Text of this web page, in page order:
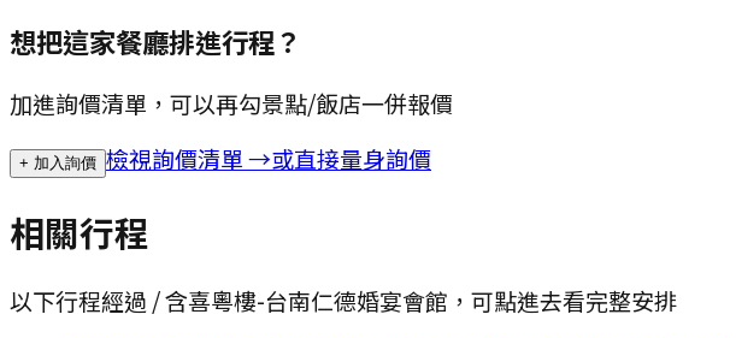
想把這家餐廳排進行程？
加進詢價清單，可以再勾景點/飯店一併報價
+ 加入詢價 檢視詢價清單 →或直接量身詢價
相關行程
以下行程經過 / 含喜粵樓-台南仁德婚宴會館 ，可點進去看完整安排